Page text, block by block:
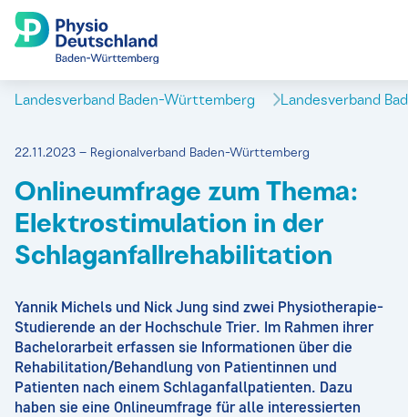
Landesverband Baden-Württemberg Landesverband
22.11.2023 – Regionalverband Baden-Württemberg
Onlineumfrage zum Thema:
Elektrostimulation in der
Schlaganfallrehabilitation
Yannik Michels und Nick Jung sind zwei Physiotherapie-
Studierende an der Hochschule Trier. Im Rahmen ihrer
Bachelorarbeit erfassen sie Informationen über die
Rehabilitation/Behandlung von Patientinnen und
Patienten nach einem Schlaganfallpatienten. Dazu
haben sie eine Onlineumfrage für alle interessierten